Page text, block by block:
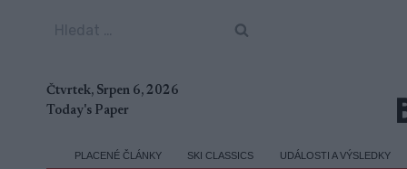
Čtvrtek, Srpen 6, 2026
Today's Paper
PLACENÉ ČLÁNKY SKI CLASSICS UDÁLOSTI A VÝSLEDKY